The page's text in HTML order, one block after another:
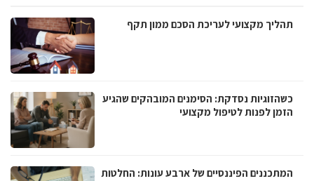
תהליך מקצועי לעריכת הסכם ממון תקף
כשהזוגיות נסדקת: הסימנים המובהקים שהגיע
הזמן לפנות לטיפול מקצועי
המתכננים הפיננסיים של ארבע עונות: החלטות